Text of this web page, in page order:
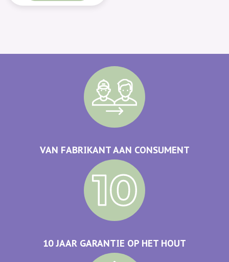
VAN FABRIKANT AAN CONSUMENT
10 JAAR GARANTIE OP HET HOUT